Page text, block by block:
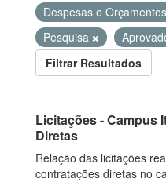
Despesas e Orçamentos
Pesquisa
Filtrar Resultados
Licitações - Campus
Diretas
Relação das licitações
contratações diretas no